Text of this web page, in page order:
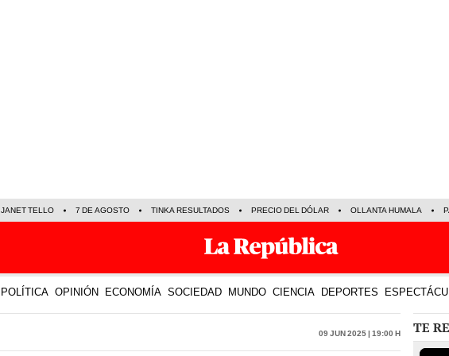
JANET TELLO 7 DE AGOSTO TINKA RESULTADOS PRECIO DEL DÓLAR OLLANTA HUMALA
POLÍTICA OPINIÓN ECONOMÍA SOCIEDAD MUNDO CIENCIA DEPORTES
09 Jun 2025 | 19:00 h TE